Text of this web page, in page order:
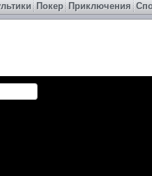
Покер Приключения